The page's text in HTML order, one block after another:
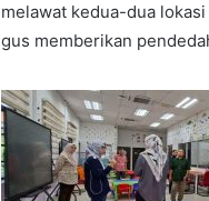
melawat kedua-dua
gus memberikan